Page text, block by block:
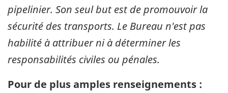
pipelinier. Son seul but est de promouvoir la
sécurité des transports. Le Bureau n'est pas
habilité à attribuer ni à déterminer les
responsabilités civiles ou pénales.
Pour de plus amples renseignements :